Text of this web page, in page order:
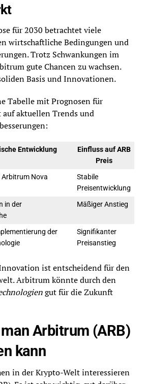
für 2030 betrachtet viele
wirtschaftliche Bedingungen und
Trotz Schwankungen im
gute Chancen zu wachsen.
Basis und Innovationen.
Tabelle mit Prognosen für
aktuellen Trends und
Entwicklung
Einfluss auf ARB
Preis
Nova
Stabile
Preisentwicklung
in der
Mäßiger Anstieg
der
Signifikanter
Preisanstieg
ist entscheidend für den
Arbitrum könnte durch den
gut für die Zukunft
Arbitrum (ARB)
kann
in der Krypto-Welt interessieren